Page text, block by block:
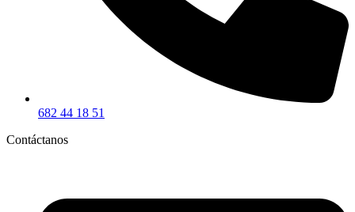
682 44 18 51
Contáctanos